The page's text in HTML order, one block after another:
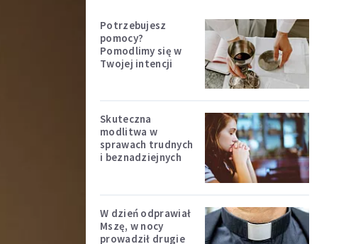
Potrzebujesz
pomocy?
Pomodlimy się w
Twojej intencji
Skuteczna
modlitwa w
sprawach trudnych
i beznadziejnych
W dzień odprawiał
Mszę, w nocy
prowadził drugie